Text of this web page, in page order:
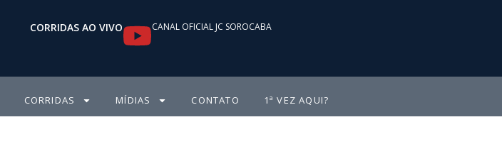
CORRIDAS AO VIVO
Y
u
t
CANAL OFICIAL JC SOROCABA
CORRIDAS MÍDIAS CONTATO 1ª VEZ AQUI?